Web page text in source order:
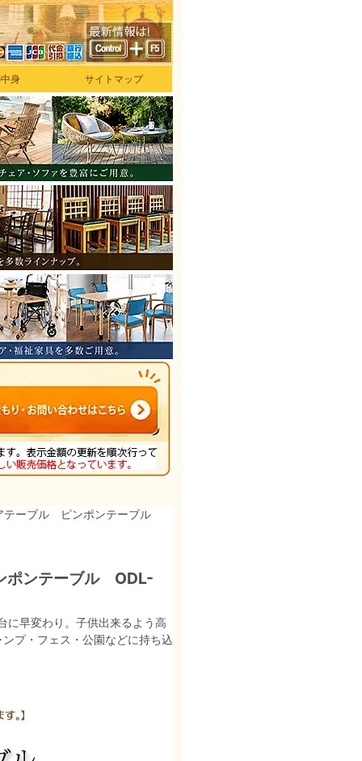
身 サイトマップ
テーブル ピンポンテーブル
ポンテーブル ODL-
に早変わり。子供出来るよう高
プ・フェス・公園などに持ち込